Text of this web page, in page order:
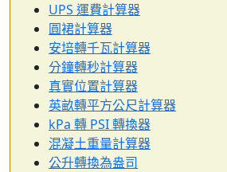
UPS 運費計算器
圓裙計算器
安培轉千瓦計算器
分鐘轉秒計算器
真實位置計算器
英畝轉平方公尺計算器
kPa 轉 PSI 轉換器
混凝土重量計算器
公升轉換為盎司